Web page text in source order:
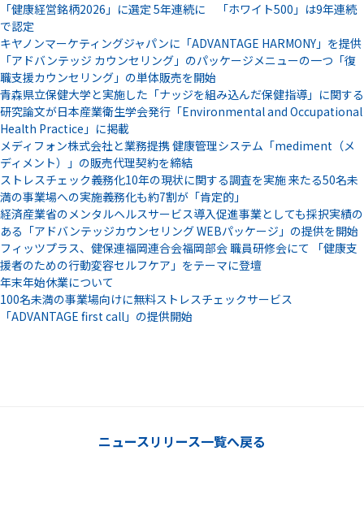
「健康経営銘柄2026」に選定 5年連続に 「ホワイト500」は9年連続
で認定
キヤノンマーケティングジャパンに「ADVANTAGE HARMONY」を提供
「アドバンテッジ カウンセリング」のパッケージメニューの一つ「復
職支援カウンセリング」の単体販売を開始
青森県立保健大学と実施した「ナッジを組み込んだ保健指導」に関する
研究論文が日本産業衛生学会発行「Environmental and Occupational
Health Practice」に掲載
メディフォン株式会社と業務提携 健康管理システム「mediment（メ
ディメント）」の販売代理契約を締結
ストレスチェック義務化10年の現状に関する調査を実施 来たる50名未
満の事業場への実施義務化も約7割が「肯定的」
経済産業省のメンタルヘルスサービス導入促進事業としても採択実績の
ある「アドバンテッジカウンセリング WEBパッケージ」の提供を開始
フィッツプラス、健保連福岡連合会福岡部会 職員研修会にて 「健康支
援者のための行動変容セルフケア」をテーマに登壇
年末年始休業について
100名未満の事業場向けに無料ストレスチェックサービス
「ADVANTAGE first call」の提供開始
ニュースリリース一覧へ戻る